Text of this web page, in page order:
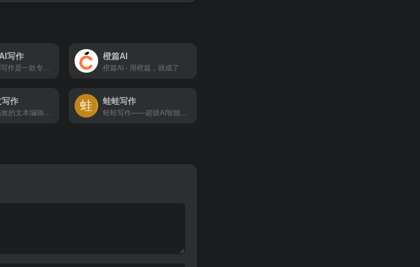
写作 橙篇AI
橙篇AI - 用橙篇，就成了
作 蛙蛙写作